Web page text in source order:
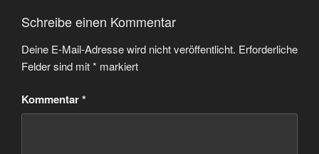
Schreibe einen Kommentar
Deine E-Mail-Adresse wird nicht veröffentlicht. Erforderliche
Felder sind mit* markiert
Kommentar*